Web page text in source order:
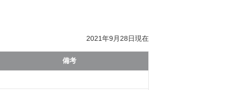
2021年9月28日現在
備考